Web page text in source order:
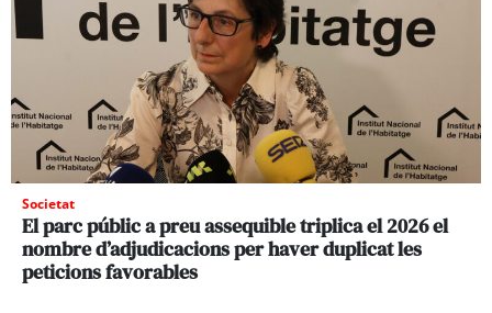
Societat
El parc públic a preu assequible triplica el 2026 el
nombre d’adjudicacions per haver duplicat les
peticions favorables